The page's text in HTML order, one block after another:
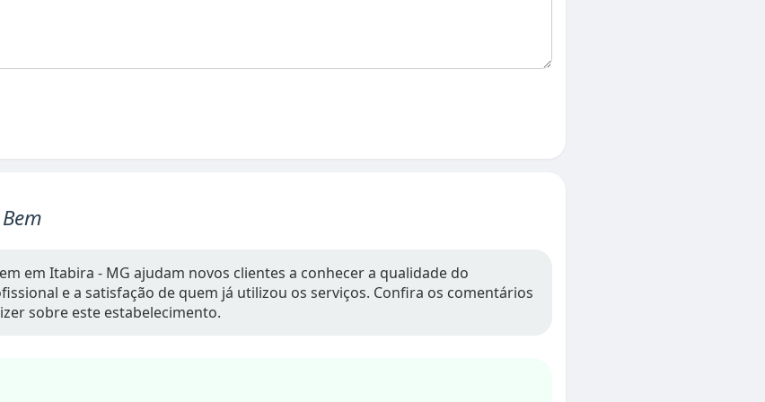
em Itabira - MG ajudam novos clientes a conhecer a qualidade do
e a satisfação de quem já utilizou os serviços. Confira os comentários
sobre este estabelecimento.